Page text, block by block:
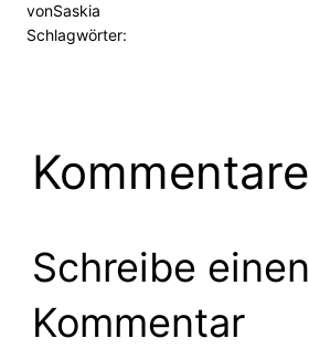
vonSaskia
Schlagwörter:
Kommentare
Schreibe einen
Kommentar